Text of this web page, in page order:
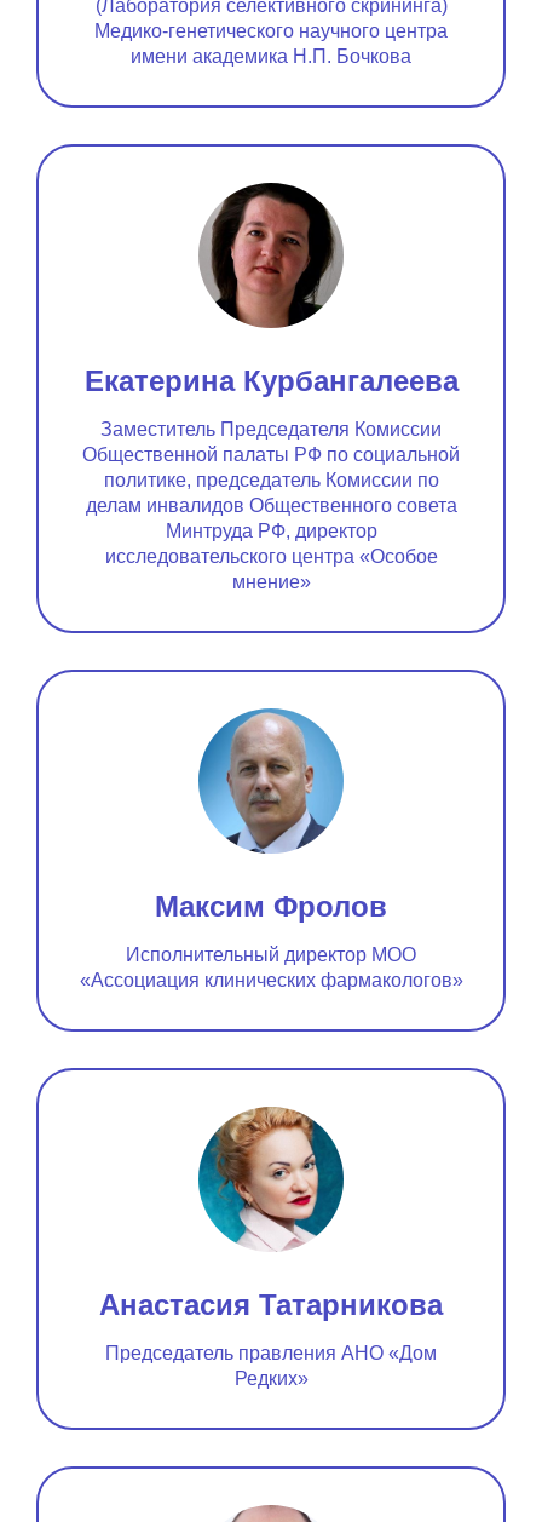
(Лаборатория селективного скрининга)
Медико-генетического научного центра
имени академика Н.П. Бочкова
Екатерина Курбангалеева
Заместитель Председателя Комиссии
Общественной палаты РФ по социальной
политике, председатель Комиссии по
делам инвалидов Общественного совета
Минтруда РФ, директор
исследовательского центра «Особое
мнение»
Максим Фролов
Исполнительный директор МОО
«Ассоциация клинических фармакологов»
Анастасия Татарникова
Председатель правления АНО «Дом
Редких»